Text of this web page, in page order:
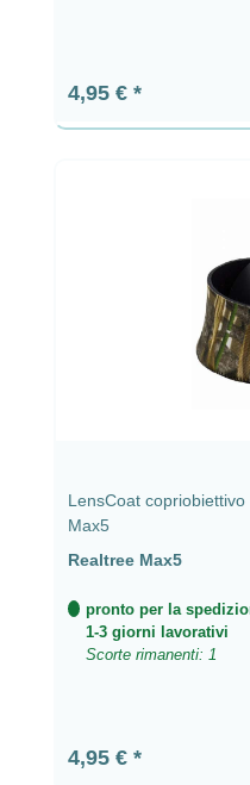
Prezzo normale:
4,95 €
LensCoat
Max5
Realtree Max5
pronto per la
1-3 giorni lavorativi
Scorte rimanenti: 1
Prezzo normale:
4,95 €